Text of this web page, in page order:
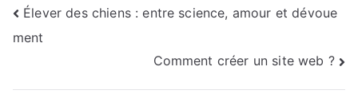
Navigation
de
l’article
Élever des chiens : entre science, amour et dévoue
ment
Comment créer un site web ?